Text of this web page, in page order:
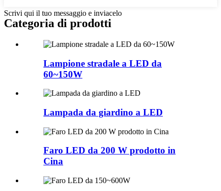
Scrivi qui il tuo messaggio e inviacelo
Categoria di prodotti
Lampione stradale a LED da
60~150W
Lampada da giardino a LED
Faro LED da 200 W prodotto in
Cina